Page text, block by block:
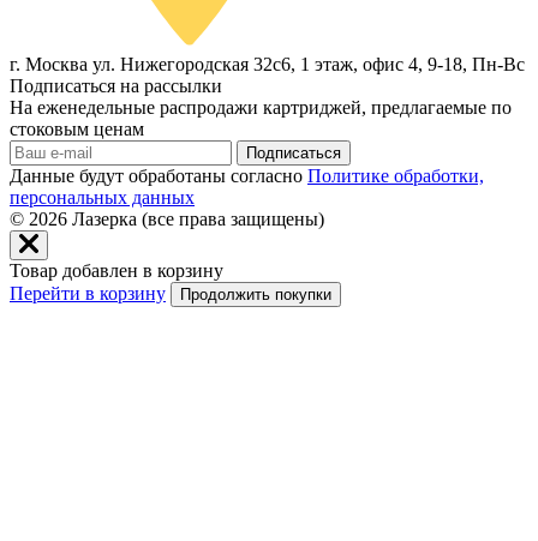
г. Москва ул. Нижегородская 32с6, 1 этаж, офис 4, 9-18, Пн-Вс
Подписаться на рассылки
На еженедельные распродажи картриджей, предлагаемые по
стоковым ценам
Подписаться
Данные будут обработаны согласно Политике обработки,
персональных данных
© 2026 Лазерка (все права защищены)
Товар добавлен в корзину
Перейти в корзину
Продолжить покупки